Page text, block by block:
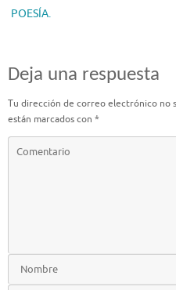
POESÍA.
Deja una respuesta
Tu dirección de correo electrónico no
están marcados con *